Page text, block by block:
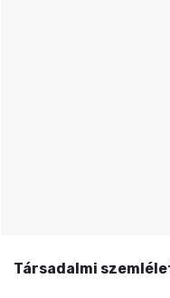
Társadalmi